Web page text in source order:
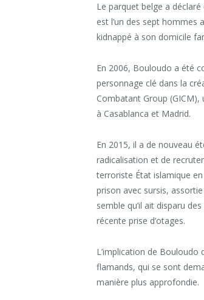
Le parquet belge a
est l’un des sept hommes
kidnappé à son domicile
En 2006, Bouloudo a été
personnage clé dans la
Combatant Group
à Casablanca et Madrid.
En 2015, il a de nouveau
radicalisation et de
terroriste État islamique
prison avec sursis,
semble qu’il ait disparu
récente prise d’otages.
L’implication de Bouloudo
flamands, qui se sont
manière plus approfondie.